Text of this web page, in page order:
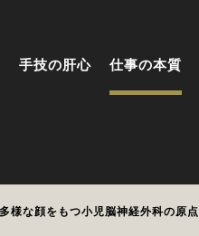
手技の肝心 仕事の本質
様な顔をもつ小児脳神経外科の原点